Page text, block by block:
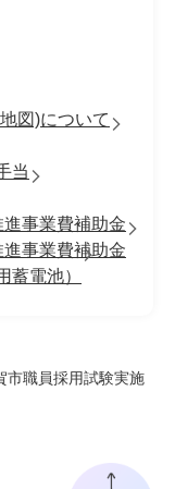
図)について
当
事業費補助金
事業費補助金
蓄電池）
市職員採⽤試験実施